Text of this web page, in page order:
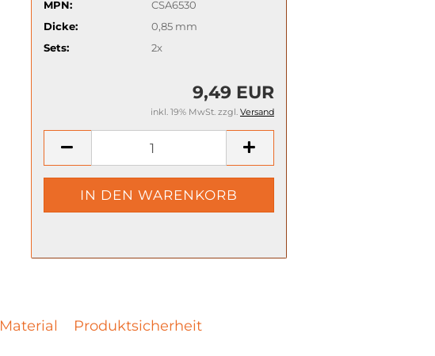
MPN:
CSA6530
Dicke:
0,85 mm
Sets:
2x
9,49 EUR
inkl. 19% MwSt. zzgl. Versand
Material Produktsicherheit